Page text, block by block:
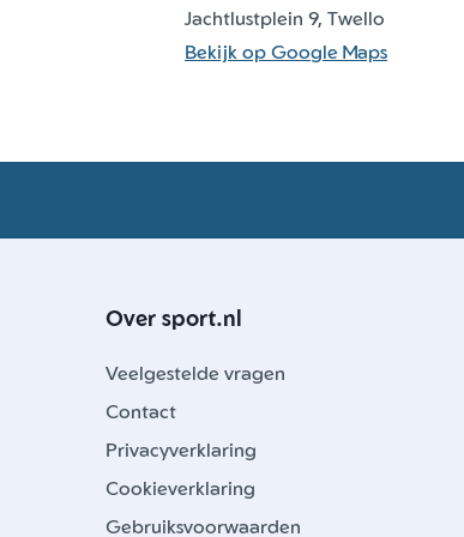
Jachtlustplein 9, Twello
Bekijk op Google Maps
Over sport.nl
Veelgestelde vragen
Contact
Privacyverklaring
Cookieverklaring
Gebruiksvoorwaarden